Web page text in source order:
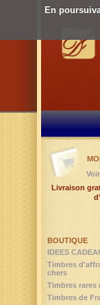
En
BOUTIQUE
IDEES
Timbres
chers
Timbres rares
Timbres de
Livraison